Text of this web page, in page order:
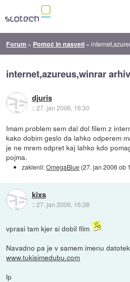
Forum » Pomoč in nasveti »
internet,azureus,winrar
djuris
::27. jan 2006, 16:30
Imam problem sem dal dol filem z
kako dobim geslo da lahko odperem
je ne mrem odpret kaj lahko kdo
pojma.
zaklenil:OmegaBlue (27. jan 2006 ob
kixs
::27. jan 2006, 16:38
vprasi tam kjer si dobil film
Navadno pa je v samem imenu
www.tukisimedubu.com
lp